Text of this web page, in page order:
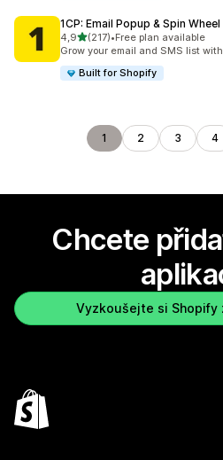
1CP: Email Popup & Spin Wheel
4,9z 5 hvězd
(217)
Celkový počet recenzí: 217
•Free plan available
Grow your email and SMS list
Built for Shopify
1 2 3 4
Chcete
Vyzkoušejte si Shopify